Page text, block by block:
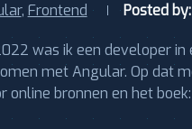
, Frontend Posted by:
was ik een developer
met Angular. Op dat
online bronnen en het